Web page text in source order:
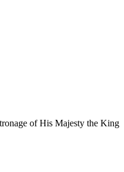
of His Majesty the King